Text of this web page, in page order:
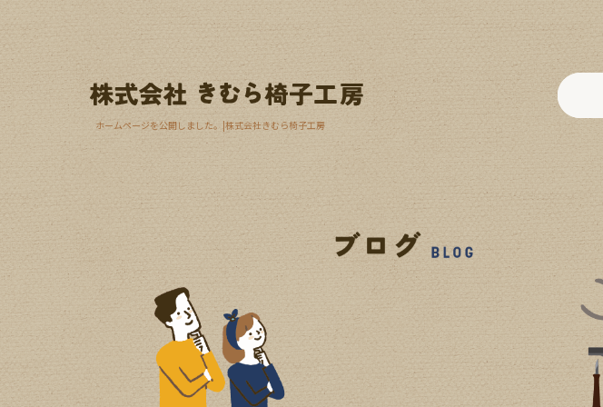
ホームページを公開しました。|株式会社きむら椅子工房